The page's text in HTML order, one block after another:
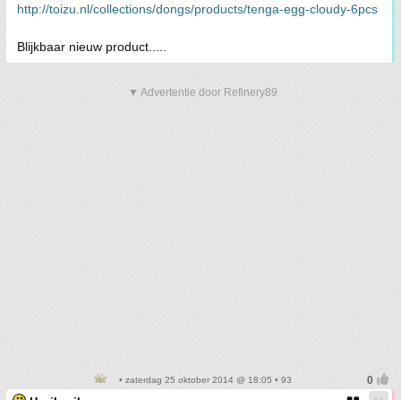
http://toizu.nl/collections/dongs/products/tenga-egg-cloudy-6pcs
Blijkbaar nieuw product.....
▼ Advertentie door Refinery89
• zaterdag 25 oktober 2014 @ 18:05 • 93